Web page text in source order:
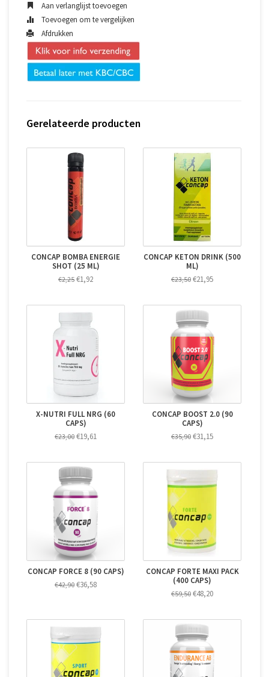
Aan verlanglijst toevoegen
Toevoegen om te vergelijken
Afdrukken
Gerelateerde producten
CONCAP BOMBA ENERGIE
SHOT (25 ML)
€2,25 €1,92
CONCAP KETON DRINK (500
ML)
€23,50 €21,95
X-NUTRI FULL NRG (60
CAPS)
€23,00 €19,61
CONCAP BOOST 2.0 (90
CAPS)
€35,90 €31,15
CONCAP FORCE 8 (90 CAPS)
€42,90 €36,58
CONCAP FORTE MAXI PACK
(400 CAPS)
€59,50 €48,20